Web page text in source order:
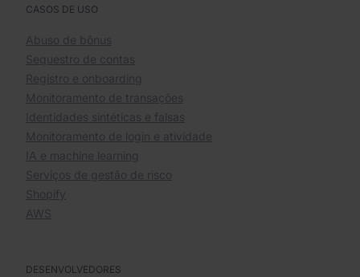
CASOS DE USO
Abuso de bônus
Sequestro de contas
Registro e onboarding
Monitoramento de transações
Identidades sintéticas e falsas
Monitoramento de login e atividade
IA e machine learning
Serviços de gestão de risco
Shopify
AWS
DESENVOLVEDORES